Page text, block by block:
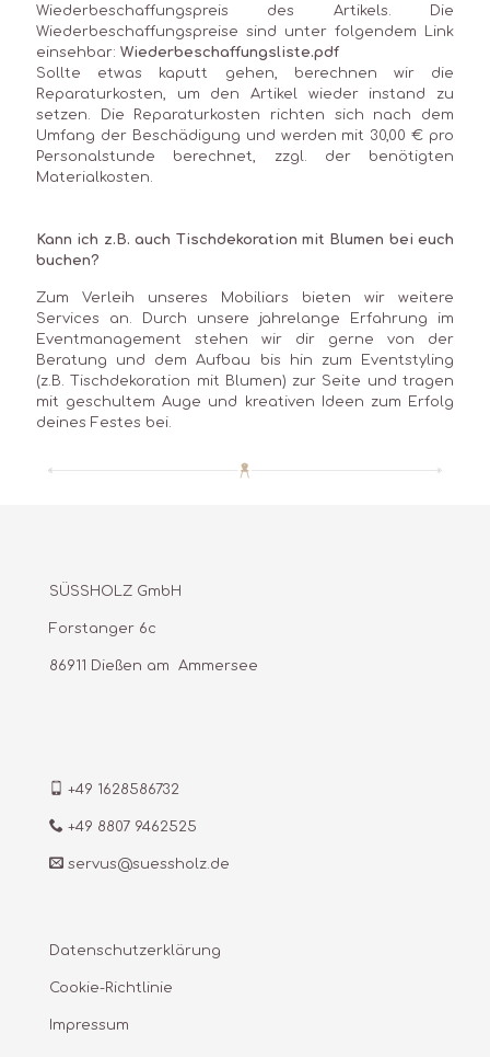
Wiederbeschaffungspreis des Artikels. Die
Wiederbeschaffungspreise sind unter folgendem Link
einsehbar: ​ Wiederbeschaffungsliste.pdf
Sollte etwas kaputt gehen, berechnen wir die
Reparaturkosten, um den Artikel wieder instand zu
setzen. Die Reparaturkosten richten sich nach dem
Umfang der Beschädigung und werden mit 30,00 € pro
Personalstunde berechnet, zzgl. der benötigten
Materialkosten.
Kann ich z.B. auch Tischdekoration mit Blumen bei euch
buchen?
Zum Verleih unseres Mobiliars bieten wir weitere
Services an. Durch unsere jahrelange Erfahrung im
Eventmanagement stehen wir dir gerne von der
Beratung und dem Aufbau bis hin zum Eventstyling
(z.B. Tischdekoration mit Blumen) zur Seite und tragen
mit geschultem Auge und kreativen Ideen zum Erfolg
deines Festes bei.
SÜSSHOLZ GmbH
Forstanger 6c
86911 Dießen am Ammersee
+49 1628586732
+49 8807 9462525
servus@suessholz.de
Datenschutzerklärung
Cookie-Richtlinie
Impressum